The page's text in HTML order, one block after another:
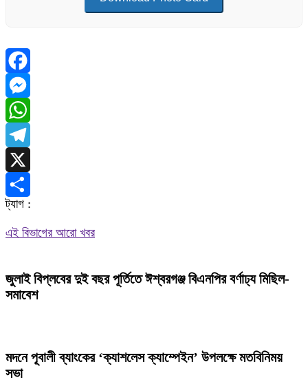
Facebook
Messenger
WhatsApp
Telegram
X
Share
ট্যাগ :
এই বিভাগের আরো খবর
জুলাই বিপ্লবের দুই বছর পূর্তিতে ঈশ্বরগঞ্জ বিএনপির বর্ণাঢ্য মিছিল-
সমাবেশ
মদনে পূবালী ব্যাংকের ‘ক্যাশলেস ক্যাম্পেইন’ উপলক্ষে মতবিনিময়
সভা